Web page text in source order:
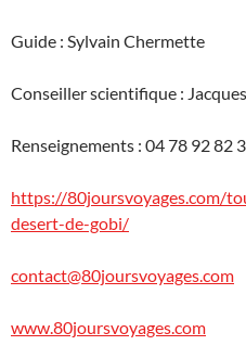
Guide : Sylvain Chermette
Conseiller scientifique :
Renseignements : 04 78 92 82
https://80joursvoyages.com/
desert-de-gobi/
contact@80joursvoyages.com
www.80joursvoyages.com